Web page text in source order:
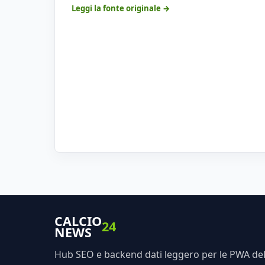
Leggi la fonte originale →
CALCIO
NEWS 24
Hub SEO e backend dati leggero per le PWA